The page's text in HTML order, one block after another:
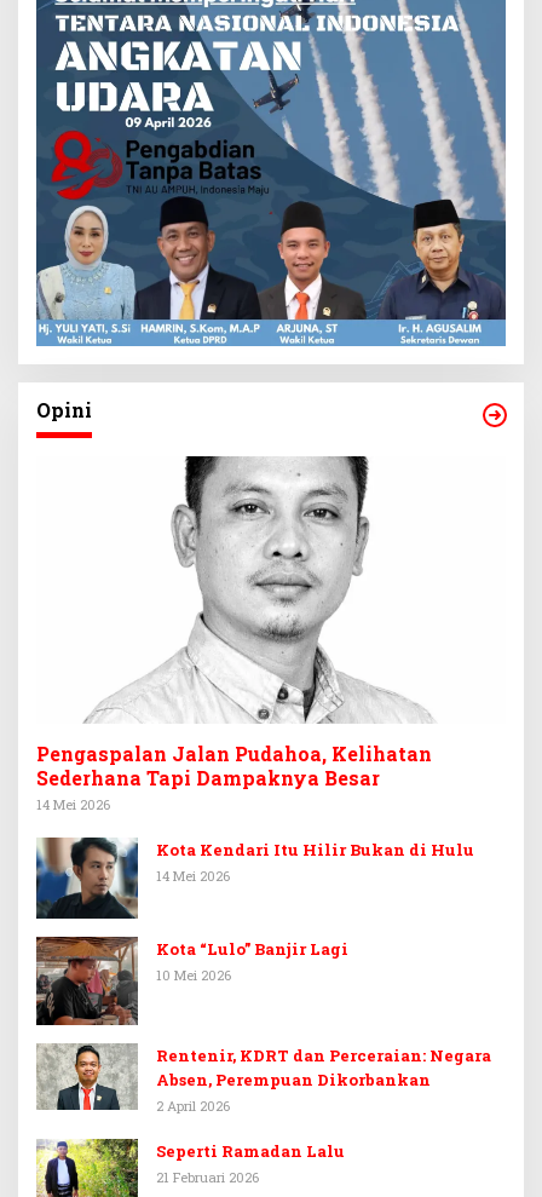
Opini
Pengaspalan Jalan Pudahoa, Kelihatan
Sederhana Tapi Dampaknya Besar
14 Mei 2026
Kota Kendari Itu Hilir Bukan di Hulu
14 Mei 2026
Kota “Lulo” Banjir Lagi
10 Mei 2026
Rentenir, KDRT dan Perceraian: Negara
Absen, Perempuan Dikorbankan
2 April 2026
Seperti Ramadan Lalu
21 Februari 2026